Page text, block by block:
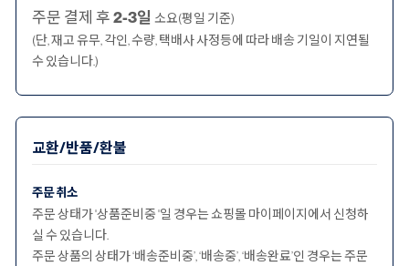
주문 결제 후2-3일 소요(평일 기준)
(단, 재고 유무, 각인, 수량, 택배사 사정등에 따라 배송 기일이 지연될
수 있습니다.)
교환/반품/환불
주문 취소
주문 상태가 '상품준비중 '일 경우는 쇼핑몰 마이페이지에서 신청하
실 수 있습니다.
주문 상품의 상태가 ‘배송준비중’, ‘배송중’, ‘배송완료’인 경우는 주문